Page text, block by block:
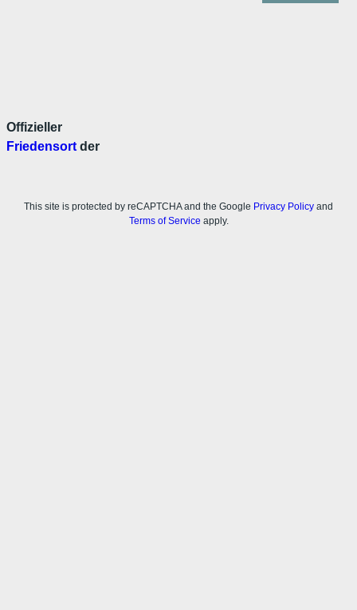
Offizieller
Friedensort der
This site is protected by reCAPTCHA and the Google Privacy Policy and
Terms of Service apply.